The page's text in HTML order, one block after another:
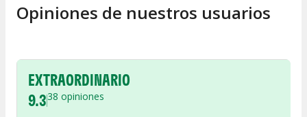
Opiniones de nuestros usuarios
EXTRAORDINARIO
9.338 opiniones